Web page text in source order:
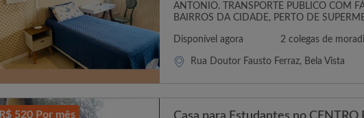
ANTONIO. TRANSPORTE PUBLICO COM
BAIRROS DA CIDADE, PERTO DE
Disponível agora 2 colegas de
Rua Doutor Fausto Ferraz, Bela Vista
R$ 520 Por mês